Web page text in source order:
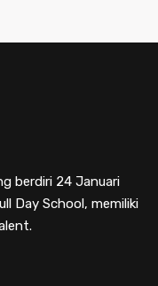
berdiri 24 Januari
Day School, memiliki